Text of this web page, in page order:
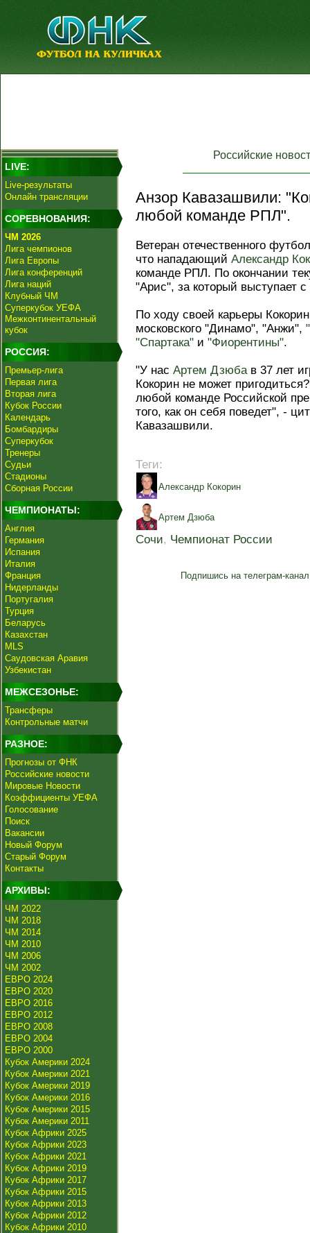
LIVE:
Live-результаты
Онлайн трансляции
СОРЕВНОВАНИЯ:
ЧМ 2026
Лига чемпионов
Лига Европы
Лига конференций
Лига наций
Клубный ЧМ
Суперкубок УЕФА
Межконтинентальный
кубок
РОССИЯ:
Премьер-лига
Первая лига
Вторая лига
Кубок России
Календарь
Бомбардиры
Суперкубок
Тренеры
Судьи
Стадионы
Сборная России
ЧЕМПИОНАТЫ:
Англия
Германия
Испания
Италия
Франция
Нидерланды
Португалия
Турция
Беларусь
Казахстан
MLS
Саудовская Аравия
Узбекистан
МЕЖСЕЗОНЬЕ:
Трансферы
Контрольные матчи
РАЗНОЕ:
Прогнозы от ФНК
Российские новости
Мировые Новости
Коэффициенты УЕФА
Голосование
Поиск
Вакансии
Новый Форум
Старый Форум
Контакты
АРХИВЫ:
ЧМ 2022
ЧМ 2018
ЧМ 2014
ЧМ 2010
ЧМ 2006
ЧМ 2002
ЕВРО 2024
ЕВРО 2020
ЕВРО 2016
ЕВРО 2012
ЕВРО 2008
ЕВРО 2004
ЕВРО 2000
Кубок Америки 2024
Кубок Америки 2021
Кубок Америки 2019
Кубок Америки 2016
Кубок Америки 2015
Кубок Америки 2011
Кубок Африки 2025
Кубок Африки 2023
Кубок Африки 2021
Кубок Африки 2019
Кубок Африки 2017
Кубок Африки 2015
Кубок Африки 2013
Кубок Африки 2012
Кубок Африки 2010
Российские
Анзор Кавазашвили:
любой команде РПЛ".
Ветеран отечественного
что нападающий Александр
команде РПЛ. По окончании
"Арис", за который выступает с
По ходу своей карьеры
московского "Динамо", "Анжи",
"Спартака" и "Фиорентины".
"У нас Артем Дзюбав 37 лет
Кокорин не может
любой команде Российской
того, как он себя поведет", -
Кавазашвили.
Теги:
Александр Кокорин
Артем Дзюба
Сочи, Чемпионат России
Подпишись на телеграм-